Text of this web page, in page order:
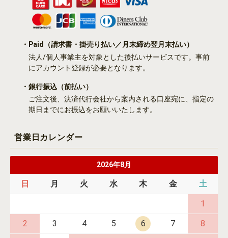
・Paid
（請求書・掛売り払い／月末締め翌月末払い）
法人/個人事業主を対象とした後払いサービスです。事前
にアカウント登録が必要となります。
・銀行振込 （前払い）
ご注文後、決済代行会社から案内される口座宛に、指定の
期日までにお振込をお願いいたします。
営業日カレンダー
2026年8月
日 月 火 水 木 金 土
1
2 3 4 5 6 7 8